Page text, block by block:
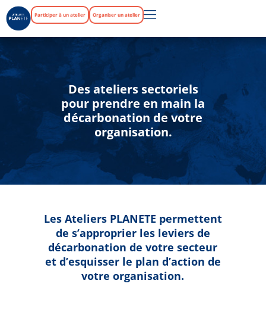
Participer à un atelier Organiser un atelier
Des ateliers sectoriels
pour prendre en main la
décarbonation de votre
organisation.
Les Ateliers PLANETE permettent
de s’approprier les leviers de
décarbonation de votre secteur
et d’esquisser le plan d’action de
votre organisation.